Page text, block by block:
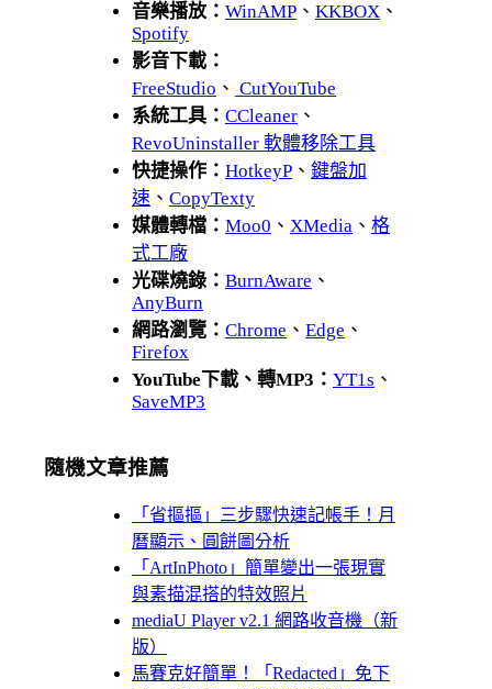
音樂播放： WinAMP 、 KKBOX 、
Spotify
影音下載：
FreeStudio 、 CutYouTube
系統工具： CCleaner 、
RevoUninstaller 軟體移除工具
快捷操作： HotkeyP 、 鍵盤加
速 、 CopyTexty
媒體轉檔： Moo0 、 XMedia 、 格
式工廠
光碟燒錄： BurnAware 、
AnyBurn
網路瀏覽： Chrome 、 Edge 、
Firefox
YouTube下載、轉MP3： YT1s 、
SaveMP3
隨機文章推薦
「省摳摳」三步驟快速記帳手！月
曆顯示、圓餅圖分析
「ArtInPhoto」簡單變出一張現實
與素描混搭的特效照片
mediaU Player v2.1 網路收音機（新
版）
馬賽克好簡單！「Redacted」免下